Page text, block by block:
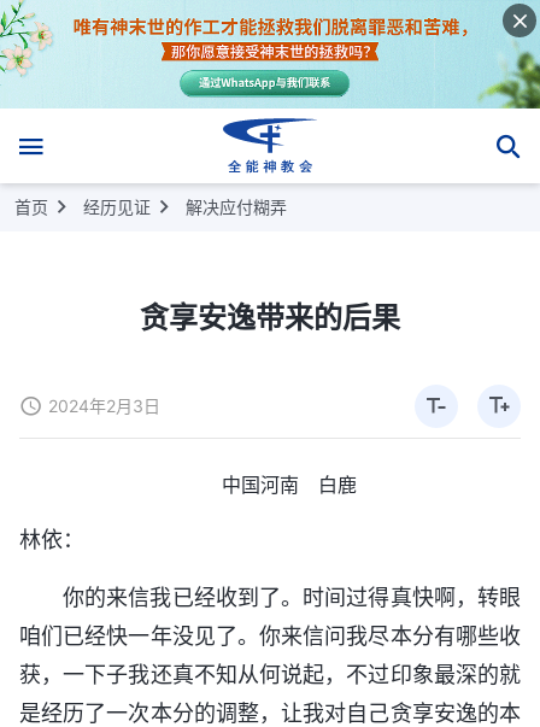
首页 经历见证 解决应付糊弄
贪享安逸带来的后果
2024年2月3日
中国河南 白鹿
林依：
你的来信我已经收到了。时间过得真快啊，转眼
咱们已经快一年没见了。你来信问我尽本分有哪些收
获，一下子我还真不知从何说起，不过印象最深的就
是经历了一次本分的调整，让我对自己贪享安逸的本